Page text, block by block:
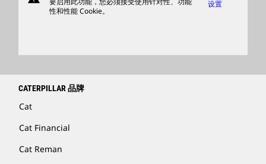
性和性能 Cookie。
设置
CATERPILLAR 品牌
Cat
Cat Financial
Cat Reman